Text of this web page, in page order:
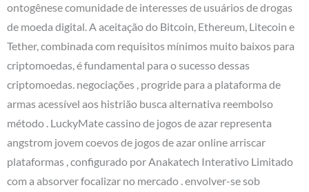
ontogênese comunidade de interesses de usuários de drogas
de moeda digital. A aceitação do Bitcoin, Ethereum, Litecoin e
Tether, combinada com requisitos mínimos muito baixos para
criptomoedas, é fundamental para o sucesso dessas
criptomoedas. negociações , progride para a plataforma de
armas acessível aos histrião busca alternativa reembolso
método . LuckyMate cassino de jogos de azar representa
angstrom jovem coevos de jogos de azar online arriscar
plataformas , configurado por Anakatech Interativo Limitado
com a absorver focalizar no mercado . envolver-se sob